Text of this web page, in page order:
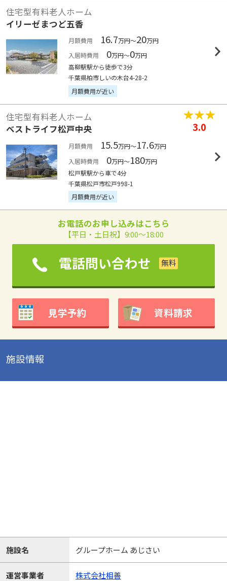
住宅型有料老人ホーム
イリーゼまつど五香
月額費用 16.7万円～20万円
入居時費用
0万円～0万円
高柳駅駅から徒歩で3分
千葉県柏市しいの木台4-28-2
月額費用が近い
住宅型有料老人ホーム
ベストライフ松戸中央
3.0
月額費用 15.5万円～17.6万円
入居時費用
0万円～180万円
松戸駅駅から車で4分
千葉県松戸市松戸998-1
月額費用が近い
お電話のお申し込みはこちら
【平日・土日祝】9:00～18:00
電話問い合わせ
見学予約 資料請求
施設情報
施設名 グループホーム あじさい
運営事業者 株式会社相善